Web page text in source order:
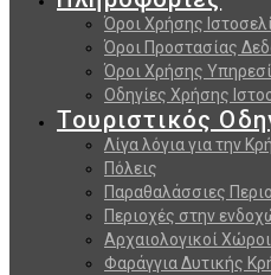
Όροι Χρήσης
Όροι Προστασίας
Όροι Χρήσης
Οδηγίες Χρήσης
Τουριστικός
Λίγα λόγια για την
Πόλεις
Παραθαλάσσιες
Περιοχές στην
Αρχαιολογικοί
Φαράγγια Δυτικής